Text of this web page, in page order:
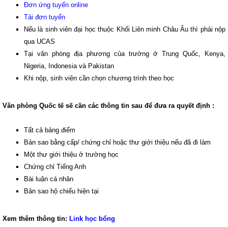
Đơn ứng tuyển online
Tải đơn tuyển
Nếu là sinh viên đại học thuộc Khối Liên minh Châu Âu thì phải nộp
qua UCAS
Tại văn phòng địa phương của trường ở Trung Quốc, Kenya,
Nigeria, Indonesia và Pakistan
Khi nộp, sinh viên cần chọn chương trình theo học
Văn phòng Quốc tế sẽ cần các thông tin sau để đưa ra quyết định :
Tất cả bảng điểm
Bản sao bằng cấp/ chứng chỉ hoặc thư giới thiệu nếu đã đi làm
Một thư giới thiệu ở trường học
Chứng chỉ Tiếng Anh
Bài luận cá nhân
Bản sao hộ chiếu hiện tại
Xem thêm thông tin: Link học bổng